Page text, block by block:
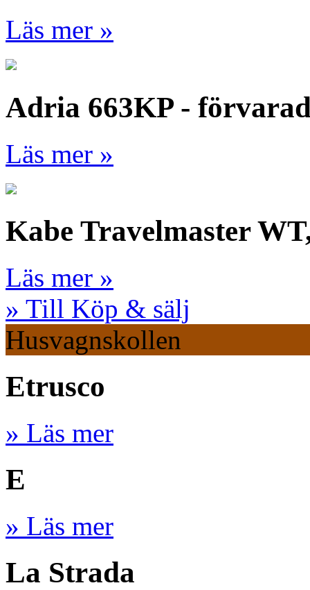
Läs mer »
Adria 663KP -
Läs mer »
Kabe Travelmaster
Läs mer »
» Till Köp & sälj
Husvagnskollen
Etrusco
» Läs mer
E
» Läs mer
La Strada